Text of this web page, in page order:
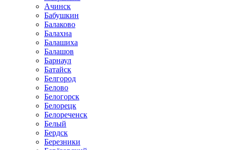
Ачинск
Бабушкин
Балаково
Балахна
Балашиха
Балашов
Барнаул
Батайск
Белгород
Белово
Белогорск
Белорецк
Белореченск
Белый
Бердск
Березники